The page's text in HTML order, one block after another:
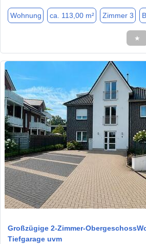
Wohnung ca. 113,00 m² Zimmer 3
★
Großzügige 2-Zimmer-
Tiefgarage uvm